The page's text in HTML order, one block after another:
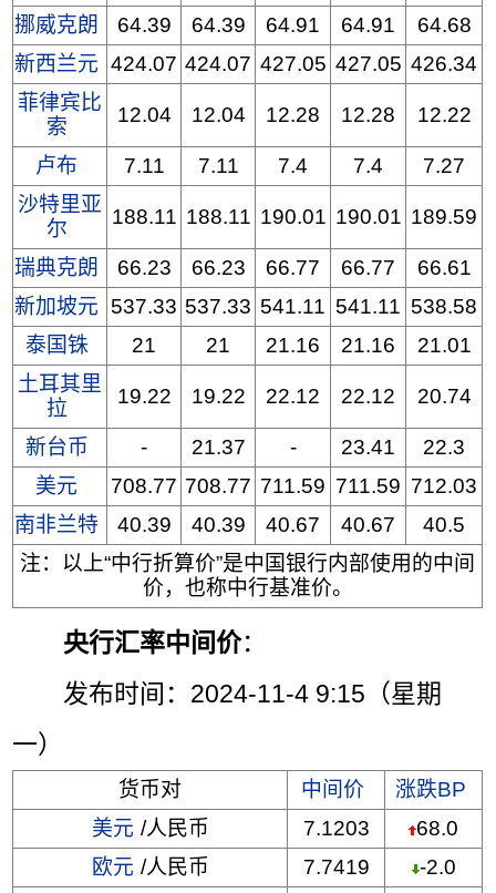
挪威克朗
64.39 64.39 64.91 64.91
64.68
新西兰元 424.07 424.07 427.05 427.05 426.34
菲律宾比
索
12.04 12.04 12.28 12.28 12.22
卢布 7.11 7.11 7.4 7.4
7.27
沙特里亚
尔
188.11 188.11 190.01 190.01 189.59
瑞典克朗 66.23 66.23 66.77 66.77
66.61
新加坡元
537.33 537.33 541.11 541.11 538.58
泰国铢
21 21 21.16 21.16
21.01
土耳其里
拉
19.22 19.22 22.12 22.12 20.74
新台币 - 21.37 - 23.41
22.3
美元
708.77 708.77 711.59 711.59 712.03
南非兰特
40.39 40.39 40.67 40.67
40.5
注：以上“中行折算价”是中国银行内部使用的中间
价，也称中行基准价。
央行汇率中间价：
发布时间：2024-11-4 9:15（星期
一）
货币对 中间价
涨跌BP
美元 /人民币 7.1203
68.0
欧元 /人民币 7.7419
-2.0